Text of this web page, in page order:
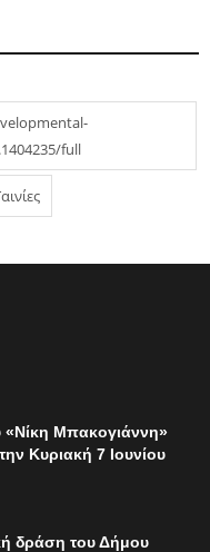
full
«Νίκη Μπακογιάννη»
Κυριακή 7 Ιουνίου
δράση του Δήμου